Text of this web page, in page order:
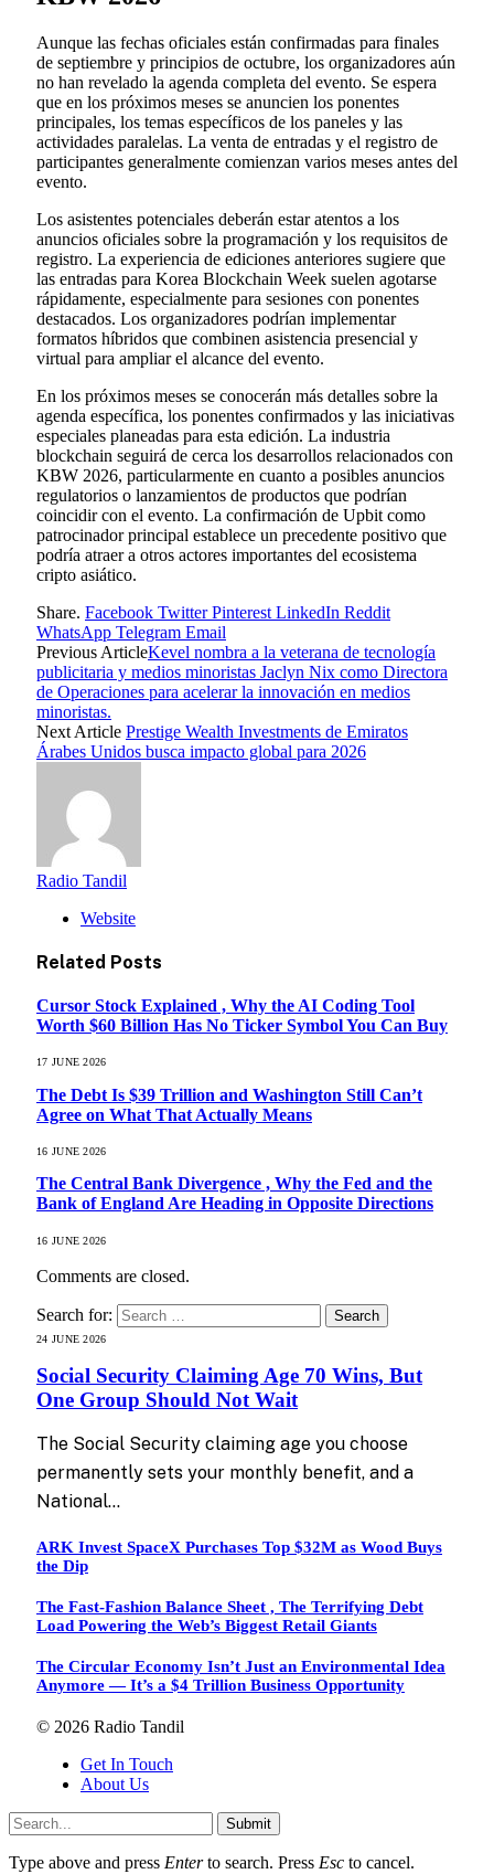
Aunque las fechas oficiales están confirmadas para finales
de septiembre y principios de octubre, los organizadores aún
no han revelado la agenda completa del evento. Se espera
que en los próximos meses se anuncien los ponentes
principales, los temas específicos de los paneles y las
actividades paralelas. La venta de entradas y el registro de
participantes generalmente comienzan varios meses antes del
evento.
Los asistentes potenciales deberán estar atentos a los
anuncios oficiales sobre la programación y los requisitos de
registro. La experiencia de ediciones anteriores sugiere que
las entradas para Korea Blockchain Week suelen agotarse
rápidamente, especialmente para sesiones con ponentes
destacados. Los organizadores podrían implementar
formatos híbridos que combinen asistencia presencial y
virtual para ampliar el alcance del evento.
En los próximos meses se conocerán más detalles sobre la
agenda específica, los ponentes confirmados y las iniciativas
especiales planeadas para esta edición. La industria
blockchain seguirá de cerca los desarrollos relacionados con
KBW 2026, particularmente en cuanto a posibles anuncios
regulatorios o lanzamientos de productos que podrían
coincidir con el evento. La confirmación de Upbit como
patrocinador principal establece un precedente positivo que
podría atraer a otros actores importantes del ecosistema
cripto asiático.
Share. Facebook Twitter Pinterest LinkedIn Reddit
WhatsApp Telegram Email
Previous ArticleKevel nombra a la veterana de tecnología
publicitaria y medios minoristas Jaclyn Nix como Directora
de Operaciones para acelerar la innovación en medios
minoristas.
Next Article Prestige Wealth Investments de Emiratos
Árabes Unidos busca impacto global para 2026
Radio Tandil
Website
Related Posts
Cursor Stock Explained , Why the AI Coding Tool
Worth $60 Billion Has No Ticker Symbol You Can Buy
17 JUNE 2026
The Debt Is $39 Trillion and Washington Still Can’t
Agree on What That Actually Means
16 JUNE 2026
The Central Bank Divergence , Why the Fed and the
Bank of England Are Heading in Opposite Directions
16 JUNE 2026
Comments are closed.
Search for:
24 JUNE 2026
Social Security Claiming Age 70 Wins, But
One Group Should Not Wait
The Social Security claiming age you choose
permanently sets your monthly benefit, and a
National…
ARK Invest SpaceX Purchases Top $32M as Wood Buys
the Dip
The Fast-Fashion Balance Sheet , The Terrifying Debt
Load Powering the Web’s Biggest Retail Giants
The Circular Economy Isn’t Just an Environmental Idea
Anymore — It’s a $4 Trillion Business Opportunity
© 2026 Radio Tandil
Get In Touch
About Us
Submit
Type above and press Enterto search. Press Esc to cancel.